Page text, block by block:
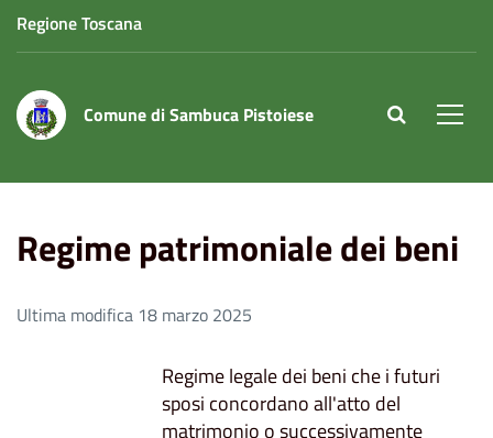
Regione Toscana
Comune di Sambuca Pistoiese site.searc
Regime patrimoniale dei beni
Ultima modifica 18 marzo 2025
Regime legale dei beni che i futuri
sposi concordano all'atto del
matrimonio o successivamente